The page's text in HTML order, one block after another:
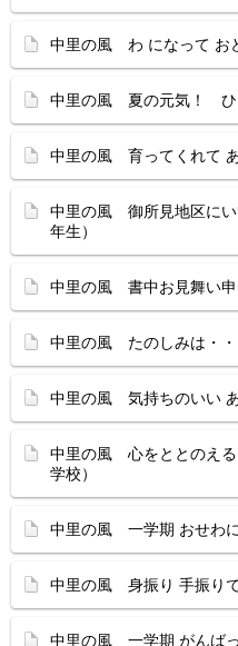
中里の風 わ になって お
中里の風 夏の元気！ ひ
中里の風 育ってくれて
中里の風 御所見地区にい
年生）
中里の風 書中お見舞い申
中里の風 たのしみは・・
中里の風 気持ちのいい
中里の風 心をととのえ
学校）
中里の風 一学期 おせわに
中里の風 身振り 手振り
中里の風 一学期 がんば